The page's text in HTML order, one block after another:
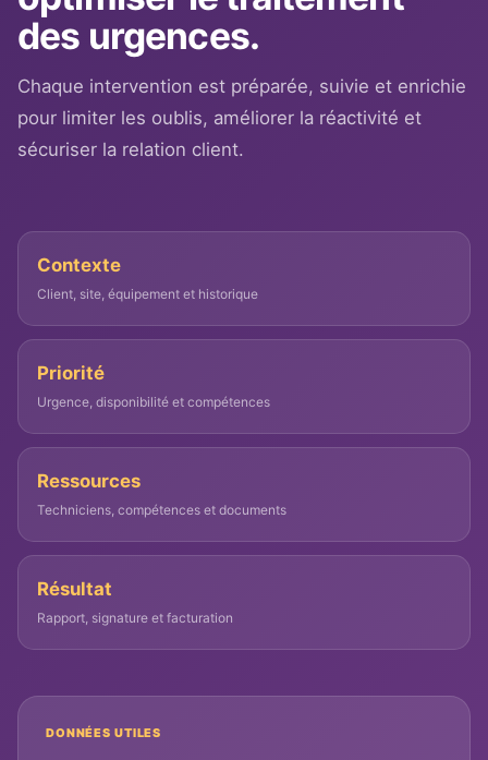
des urgences.
Chaque intervention est préparée, suivie et enrichie
pour limiter les oublis, améliorer la réactivité et
sécuriser la relation client.
Contexte
Client, site, équipement et historique
Priorité
Urgence, disponibilité et compétences
Ressources
Techniciens, compétences et documents
Résultat
Rapport, signature et facturation
DONNÉES UTILES